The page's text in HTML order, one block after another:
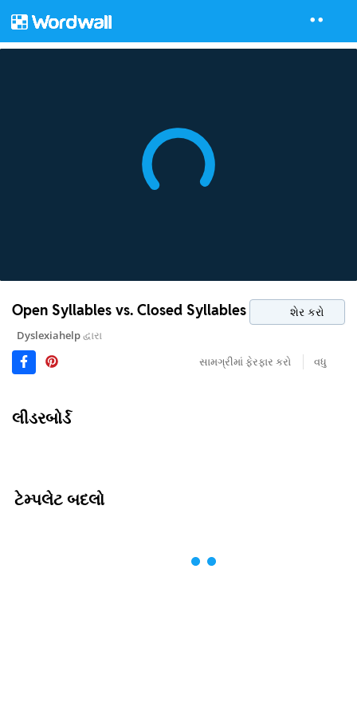
Open Syllables vs. Closed Syllables શેર કરો
Dyslexiahelpદ્વારા
સામગ્રીમાં ફેરફાર કરો
વધુ
લીડરબોર્ડ
ટેમ્પલેટ બદલો